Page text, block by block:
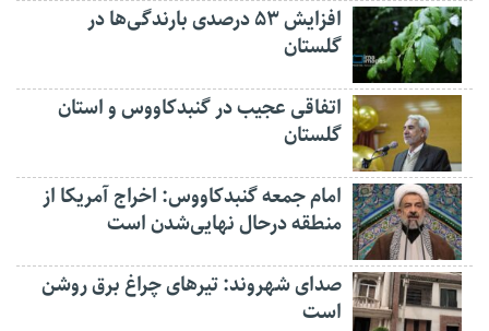
افزایش ۵۳ درصدی بارندگی‌ها در
گلستان
اتفاقی عجیب در‌ گنبدکاووس و استان
گلستان
امام جمعه گنبدکاووس: اخراج آمریکا از
منطقه درحال نهایی‌شدن است
صدای شهروند: تیرهای چراغ برق روشن
است